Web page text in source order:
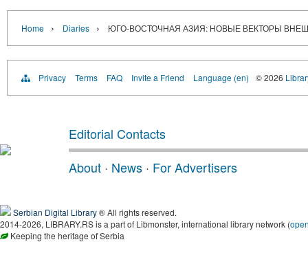
Home › Diaries › ЮГО-ВОСТОЧНАЯ АЗИЯ: НОВЫЕ ВЕКТОРЫ
Privacy Terms FAQ Invite a Friend Language (en) © 2026
Editorial Contacts
About · News · For Advertisers
Serbian Digital Library® All rights reserved.
2014-2026, LIBRARY.RS is a part of Libmonster, international library network (
Keeping the heritage of Serbia